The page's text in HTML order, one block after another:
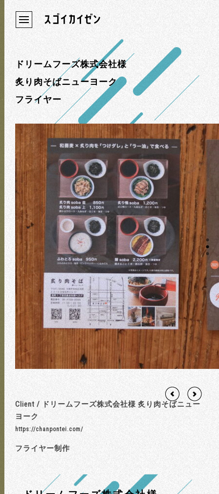
ドリームフーズ株式会社様
炙り肉そばニューヨーク
フライヤー
Client / ドリームフーズ株式会社様 炙り肉そばニュー
ヨーク
https://chanpontei.com/
フライヤー制作